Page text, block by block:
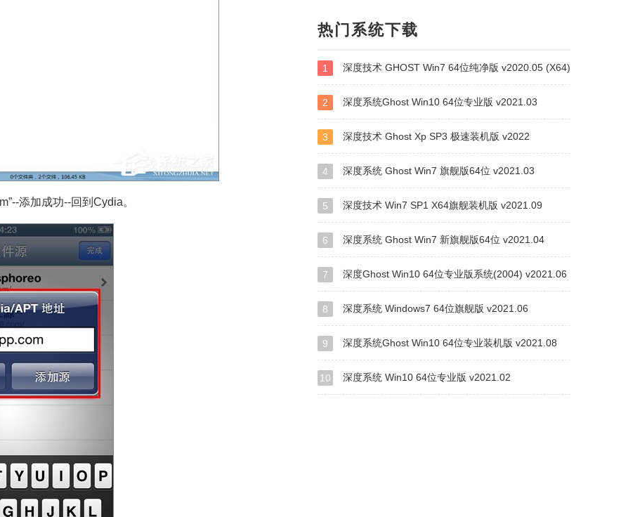
添加成功--回到Cydia。
热门系统下载
1 深度技术 GHOST Win7 64位纯净版 v2020.05 (X64)
2 深度系统Ghost Win10 64位专业版 v2021.03
3 深度技术 Ghost Xp SP3 极速装机版 v2022
4 深度系统 Ghost Win7 旗舰版64位 v2021.03
5 深度技术 Win7 SP1 X64旗舰装机版 v2021.09
6 深度系统 Ghost Win7 新旗舰版64位 v2021.04
7 深度Ghost Win10 64位专业版系统(2004) v2021.06
8 深度系统 Windows7 64位旗舰版 v2021.06
9 深度系统Ghost Win10 64位专业装机版 v2021.08
10 深度系统 Win10 64位专业版 v2021.02